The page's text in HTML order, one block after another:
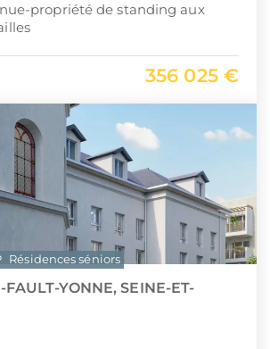
propriété de standing aux
356 025 €
YONNE, SEINE-ET-
Résidences séniors